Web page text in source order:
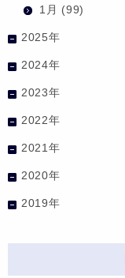
1月 (99)
2025年
2024年
2023年
2022年
2021年
2020年
2019年